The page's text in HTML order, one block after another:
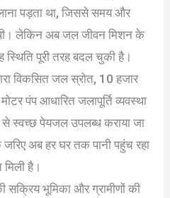
पड़ता था, जिससे समय और
लेकिन अब जल जीवन मिशन के
स्थिति पूरी तरह बदल चुकी है।
विकसित जल स्रोत, 10 हजार
पंप आधारित जलापूर्ति व्यवस्था
स्वच्छ पेयजल उपलब्ध कराया जा
जरिए अब हर घर तक पानी पहुंच रहा
मिली है।
सक्रिय भूमिका और ग्रामीणों की